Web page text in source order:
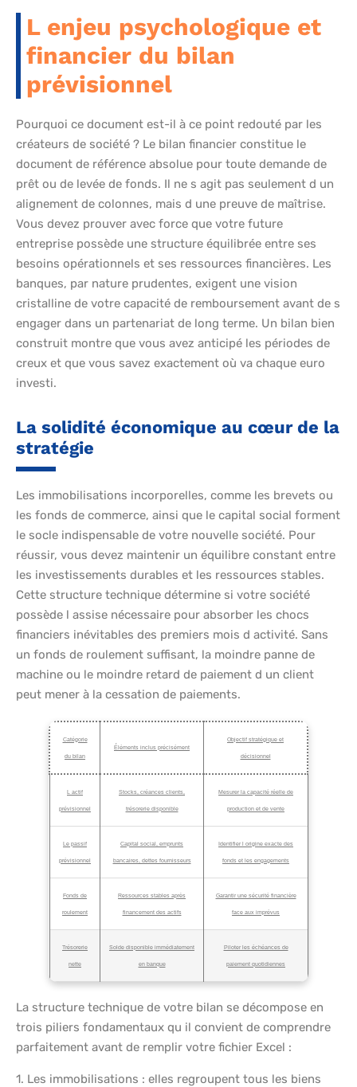
L enjeu psychologique et
financier du bilan
prévisionnel
Pourquoi ce document est-il à ce point redouté par les
créateurs de société ? Le bilan financier constitue le
document de référence absolue pour toute demande de
prêt ou de levée de fonds. Il ne s agit pas seulement d un
alignement de colonnes, mais d une preuve de maîtrise.
Vous devez prouver avec force que votre future
entreprise possède une structure équilibrée entre ses
besoins opérationnels et ses ressources financières. Les
banques, par nature prudentes, exigent une vision
cristalline de votre capacité de remboursement avant de s
engager dans un partenariat de long terme. Un bilan bien
construit montre que vous avez anticipé les périodes de
creux et que vous savez exactement où va chaque euro
investi.
La solidité économique au cœur de la
stratégie
Les immobilisations incorporelles, comme les brevets ou
les fonds de commerce, ainsi que le capital social forment
le socle indispensable de votre nouvelle société. Pour
réussir, vous devez maintenir un équilibre constant entre
les investissements durables et les ressources stables.
Cette structure technique détermine si votre société
possède l assise nécessaire pour absorber les chocs
financiers inévitables des premiers mois d activité. Sans
un fonds de roulement suffisant, la moindre panne de
machine ou le moindre retard de paiement d un client
peut mener à la cessation de paiements.
Catégorie
du bilan
Éléments inclus précisément
Objectif stratégique et
décisionnel
L actif
prévisionnel
Stocks, créances clients,
trésorerie disponible
Mesurer la capacité réelle de
production et de vente
Le passif
prévisionnel
Capital social, emprunts
bancaires, dettes fournisseurs
Identifier l origine exacte des
fonds et les engagements
Fonds de
roulement
Ressources stables après
financement des actifs
Garantir une sécurité financière
face aux imprévus
Trésorerie
nette
Solde disponible immédiatement
en banque
Piloter les échéances de
paiement quotidiennes
La structure technique de votre bilan se décompose en
trois piliers fondamentaux qu il convient de comprendre
parfaitement avant de remplir votre fichier Excel :
1. Les immobilisations : elles regroupent tous les biens